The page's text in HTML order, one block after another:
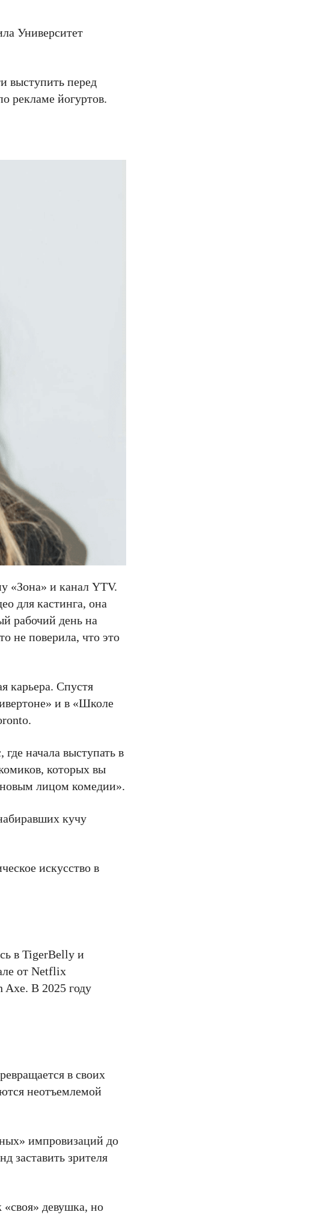
Университет
выступить перед
рекламе йогуртов.
«Зона» и канал YTV.
для кастинга, она
рабочий день на
не поверила, что это
карьера. Спустя
и в «Школе
начала выступать в
которых вы
лицом комедии».
кучу
искусство в
в TigerBelly и
от Netflix
Axe. В 2025 году
в своих
неотъемлемой
импровизаций до
заставить зрителя
девушка, но